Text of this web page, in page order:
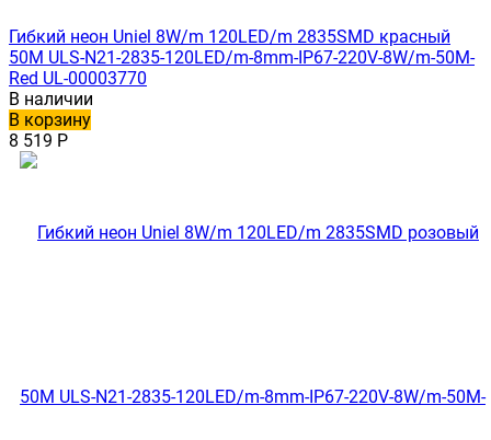
Гибкий неон Uniel 8W/m 120LED/m 2835SMD красный
50M ULS-N21-2835-120LED/m-8mm-IP67-220V-8W/m-50M-
Red UL-00003770
В наличии
В корзину
8 519 Р